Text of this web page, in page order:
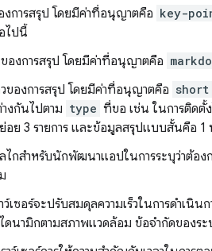
งการสรุป โดยมีค่าที่อนุญาตคือ key-
ไปนี้
องการสรุป โดยมีค่าที่อนุญาตคือ
วของการสรุป โดยมีค่าที่อนุญาตคือ short
งกันไปตาม type ที่ขอ เช่น ในการติด
อย 3 รายการ และข้อมูลสรุปแบบสั้นคือ 1
ไกสำหรับนักพัฒนาแอปในการระบุว่าต้อง
ว์เซอร์จะปรับสมดุลความเร็วในการดำเนิ
ดนามิกตามสภาพแวดล้อม ข้อจำกัดของร